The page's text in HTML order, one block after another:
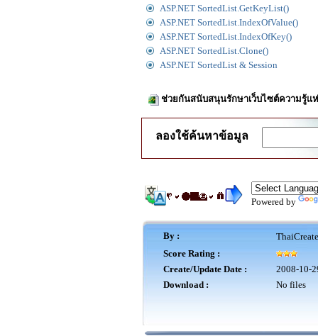
ASP.NET SortedList.GetKeyList()
ASP.NET SortedList.IndexOfValue()
ASP.NET SortedList.IndexOfKey()
ASP.NET SortedList.Clone()
ASP.NET SortedList & Session
ช่วยกันสนับสนุนรักษาเว็บไซต์ความรู้แ
ลองใช้ค้นหาข้อมูล
Powered by
By :
Score Rating :
Create/Update Date :
2008-10-
Download :
No files